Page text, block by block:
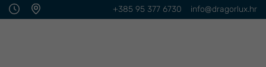
info@dragorlux.hr
+385 95 377 6730